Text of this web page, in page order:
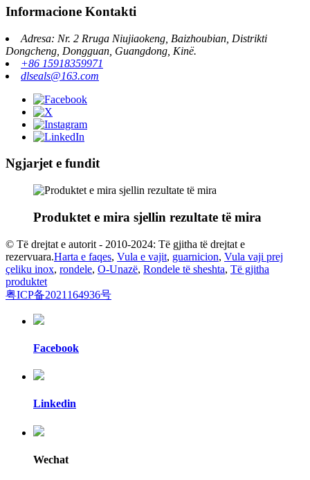
Informacione Kontakti
Adresa: Nr. 2 Rruga Niujiaokeng, Baizhoubian, Distrikti
Dongcheng, Dongguan, Guangdong, Kinë.
+86 15918359971
dlseals@163.com
Ngjarjet e fundit
Produktet e mira sjellin rezultate të mira
© Të drejtat e autorit - 2010-2024: Të gjitha të drejtat e
rezervuara.Harta e faqes, Vula e vajit, guarnicion, Vula vaji prej
çeliku inox, rondele, O-Unazë, Rondele të sheshta, Të gjitha
produktet
粤ICP备2021164936号
Facebook
Linkedin
Wechat